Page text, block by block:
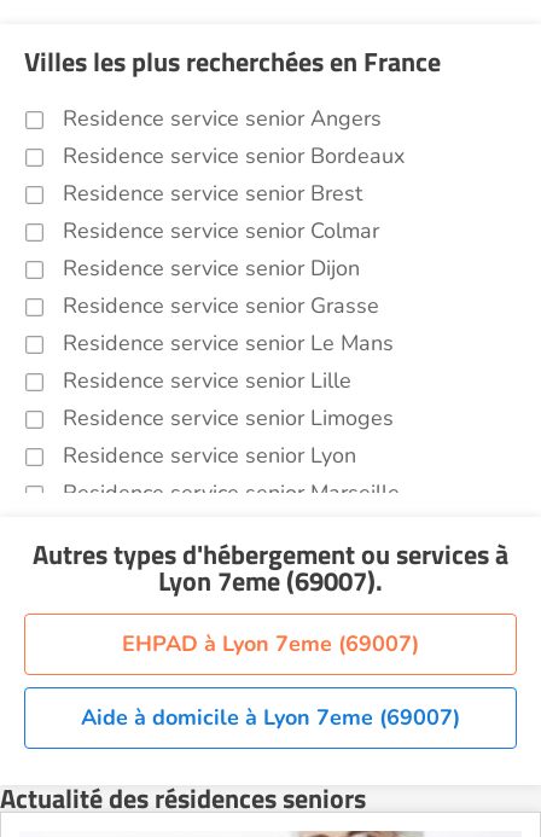
Villes les plus recherchées en France
Residence service senior Angers
Residence service senior Bordeaux
Residence service senior Brest
Residence service senior Colmar
Residence service senior Dijon
Residence service senior Grasse
Residence service senior Le Mans
Residence service senior Lille
Residence service senior Limoges
Residence service senior Lyon
Residence service senior Marseille
Residence service senior Montélimar
Residence service senior Nantes
Residence service senior Nîmes
Residence service senior Orléans
Residence service senior Perpignan
Residence service senior Rennes
Residence service senior Strasbourg
Residence service senior Toulouse
Autres types d'hébergement ou servicesà
Lyon 7eme (69007).
EHPAD à Lyon 7eme (69007)
Aide à domicile à Lyon 7eme (69007)
Actualité des résidences seniors